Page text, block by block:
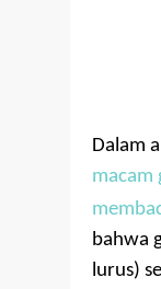
Dalam
macam
bahwa
lurus)